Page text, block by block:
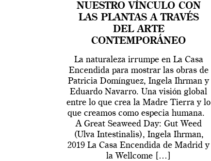
NUESTRO VÍNCULO CON
LAS PLANTAS A TRAVÉS
DEL ARTE
CONTEMPORÁNEO
La naturaleza irrumpe en La Casa
Encendida para mostrar las obras de
Patricia Domínguez, Ingela Ihrman y
Eduardo Navarro. Una visión global
entre lo que crea la Madre Tierra y lo
que creamos como especia humana.
A Great Seaweed Day: Gut Weed
(Ulva Intestinalis), Ingela Ihrman,
2019 La Casa Encendida de Madrid y
la Wellcome […]